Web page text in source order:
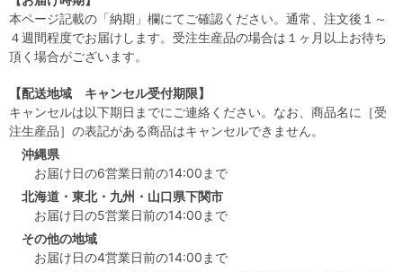
本ページ記載の「納期」欄にてご確認ください。通常、注文後１～
４週間程度でお届けします。受注生産品の場合は１ヶ月以上お待ち
頂く場合がございます。
【配送地域 キャンセル受付期限】
キャンセルは以下期日までにご連絡ください。なお、商品名に［受
注生産品］の表記がある商品はキャンセルできません。
沖縄県
お届け日の6営業日前の14:00まで
北海道・東北・九州・山口県下関市
お届け日の5営業日前の14:00まで
その他の地域
お届け日の4営業日前の14:00まで